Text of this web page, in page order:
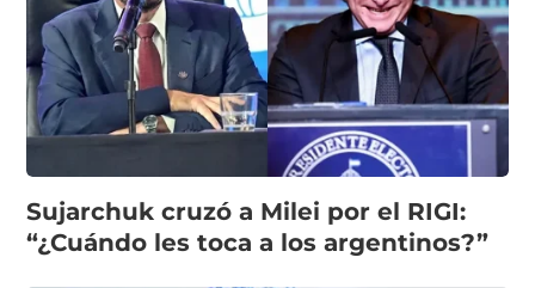
Sujarchuk cruzó a Milei por el RIGI:
“¿Cuándo les toca a los argentinos?”